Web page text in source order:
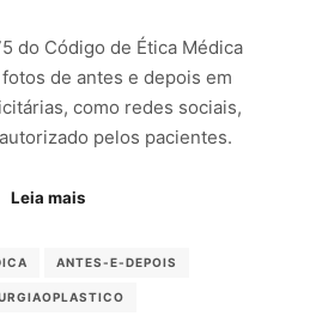
do Código de Ética Médica
de antes e depois em
como redes sociais,
pelos pacientes.
Leia mais
ANTES-E-DEPOIS